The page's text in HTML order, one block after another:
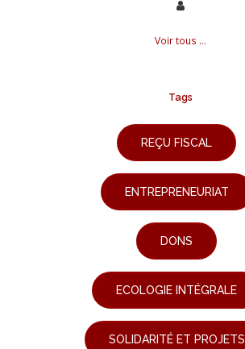
Voir tous ...
Tags
REÇU FISCAL
ENTREPRENEURIAT
DONS
ECOLOGIE INTÉGRALE
SOLIDARITÉ ET PROJETS